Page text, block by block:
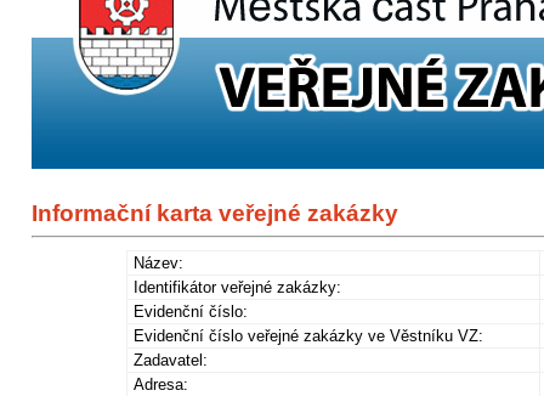
Informační karta veřejné zakázky
Název:
Identifikátor veřejné zakázky:
Evidenční číslo:
Evidenční číslo veřejné zakázky ve Věstníku VZ:
Zadavatel:
Adresa: